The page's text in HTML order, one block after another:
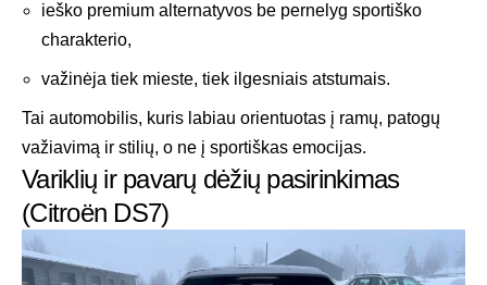
ieško premium alternatyvos be pernelyg sportiško
charakterio,
važinėja tiek mieste, tiek ilgesniais atstumais.
Tai automobilis, kuris labiau orientuotas į ramų, patogų
važiavimą ir stilių, o ne į sportiškas emocijas.
Variklių ir pavarų dėžių pasirinkimas
(Citroën DS7)